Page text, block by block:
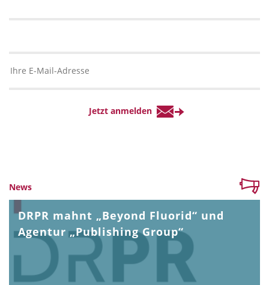
News
DRPR mahnt „Beyond Fluorid“ und
Agentur „Publishing Group“